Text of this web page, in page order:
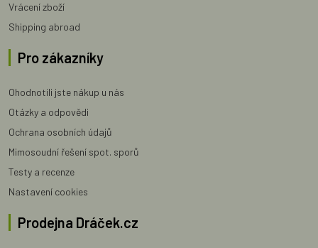
Vrácení zboží
Shipping abroad
Pro zákazníky
Ohodnotili jste nákup u nás
Otázky a odpovědi
Ochrana osobních údajů
Mimosoudní řešení spot. sporů
Testy a recenze
Nastavení cookies
Prodejna Dráček.cz